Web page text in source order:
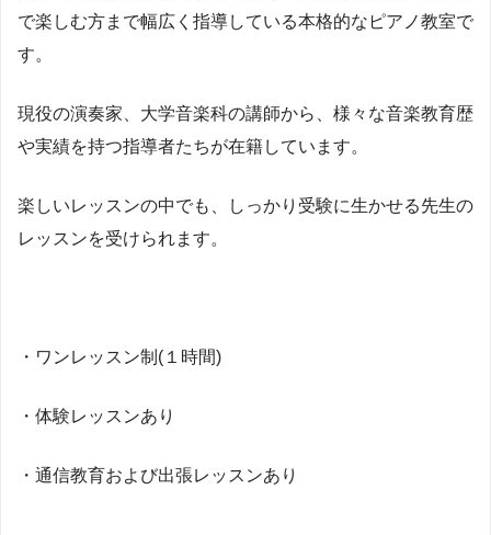
で楽しむ方まで幅広く指導している本格的なピアノ教室で
す。
現役の演奏家、大学音楽科の講師から、様々な音楽教育歴
や実績を持つ指導者たちが在籍しています。
楽しいレッスンの中でも、しっかり受験に生かせる先生の
レッスンを受けられます。
・ワンレッスン制(１時間)
・体験レッスンあり
・通信教育および出張レッスンあり